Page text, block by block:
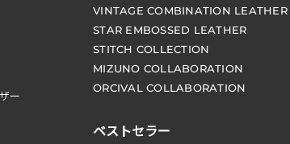
ー
VINTAGE COMBINATION LEATHER
STAR EMBOSSED LEATHER
STITCH COLLECTION
MIZUNO COLLABORATION
ORCIVAL COLLABORATION
ベストセラー